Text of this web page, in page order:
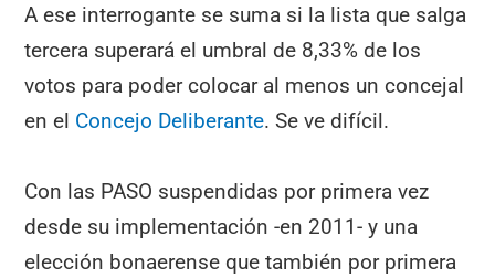
A ese interrogante se suma si la lista que salga
tercera superará el umbral de 8,33% de los
votos para poder colocar al menos un concejal
en el Concejo Deliberante. Se ve difícil.
Con las PASO suspendidas por primera vez
desde su implementación -en 2011- y una
elección bonaerense que también por primera